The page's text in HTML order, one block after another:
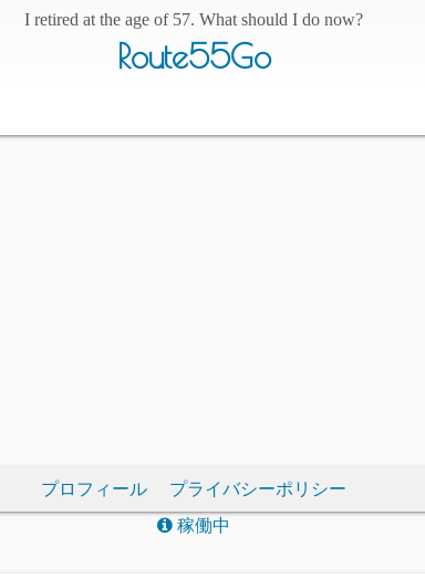
I retired at the age of 57. What should I do now?
Route55Go
プロフィール
プライバシーポリシー
稼働中